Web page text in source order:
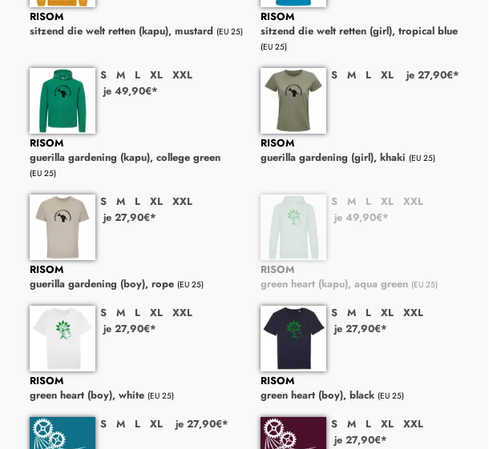
RISOM
sitzend die welt retten (kapu), mustard (EU 25)
RISOM
sitzend die welt retten (girl), tropical blue
(EU 25)
S M L XL
XXL
je 49,90€*
RISOM
guerilla gardening (kapu), college green
(EU 25)
S M L XL je 27,90€*
RISOM
guerilla gardening (girl), khaki (EU 25)
S M L XL
XXL
je 27,90€*
RISOM
guerilla gardening (boy), rope (EU 25)
S M L XL
XXL
je 49,90€*
RISOM
green heart (kapu), aqua green (EU 25)
S M L XL
XXL
je 27,90€*
RISOM
green heart (boy), white (EU 25)
S M L XL
XXL
je 27,90€*
RISOM
green heart (boy), black (EU 25)
S M L XL je 27,90€* S M L XL
XXL
je 27,90€*